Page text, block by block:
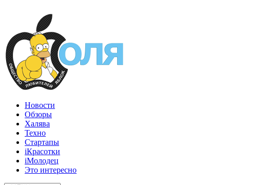
Новости
Обзоры
Халява
Техно
Стартапы
iКрасотки
iМолодец
Это интересно